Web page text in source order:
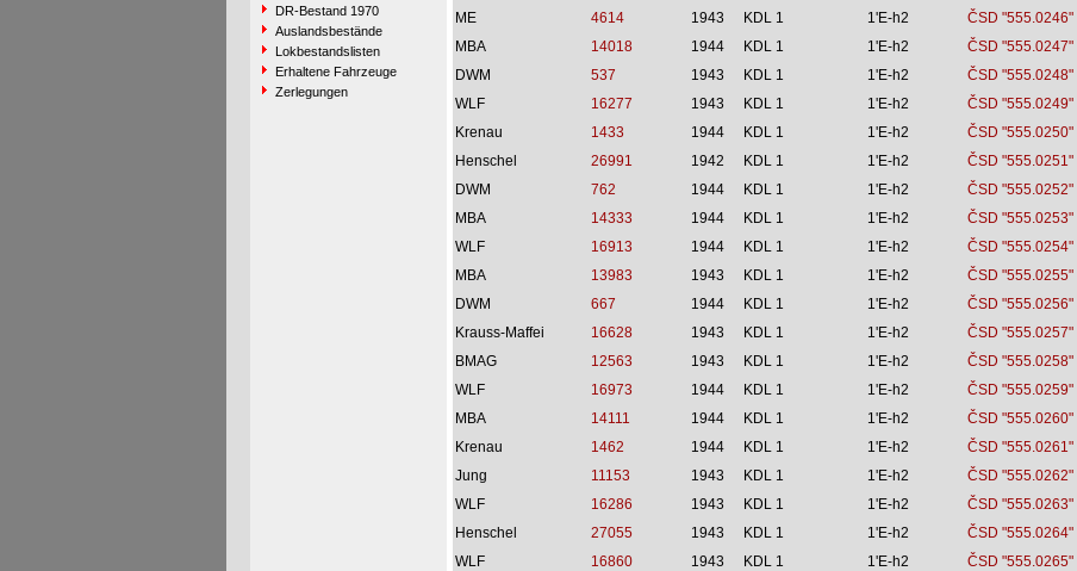
DR-Bestand 1970
Auslandsbestände
Lokbestandslisten
Erhaltene Fahrzeuge
Zerlegungen
ME
4614 1943 KDL 1 1'E-h2
ČSD "555.0246"
MBA
14018 1944 KDL 1 1'E-h2
ČSD "555.0247"
DWM
537 1943 KDL 1 1'E-h2
ČSD "555.0248"
WLF
16277 1943 KDL 1 1'E-h2
ČSD "555.0249"
Krenau
1433 1944 KDL 1 1'E-h2
ČSD "555.0250"
Henschel
26991 1942 KDL 1 1'E-h2
ČSD "555.0251"
DWM
762 1944 KDL 1 1'E-h2
ČSD "555.0252"
MBA
14333 1944 KDL 1 1'E-h2
ČSD "555.0253"
WLF
16913 1944 KDL 1 1'E-h2
ČSD "555.0254"
MBA
13983 1943 KDL 1 1'E-h2
ČSD "555.0255"
DWM
667 1944 KDL 1 1'E-h2
ČSD "555.0256"
Krauss-Maffei
16628 1943 KDL 1 1'E-h2
ČSD "555.0257"
BMAG
12563 1943 KDL 1 1'E-h2
ČSD "555.0258"
WLF
16973 1944 KDL 1 1'E-h2
ČSD "555.0259"
MBA
14111 1944 KDL 1 1'E-h2
ČSD "555.0260"
Krenau
1462 1944 KDL 1 1'E-h2
ČSD "555.0261"
Jung
11153 1943 KDL 1 1'E-h2
ČSD "555.0262"
WLF
16286 1943 KDL 1 1'E-h2
ČSD "555.0263"
Henschel
27055 1943 KDL 1 1'E-h2
ČSD "555.0264"
WLF
16860 1943 KDL 1 1'E-h2
ČSD "555.0265"